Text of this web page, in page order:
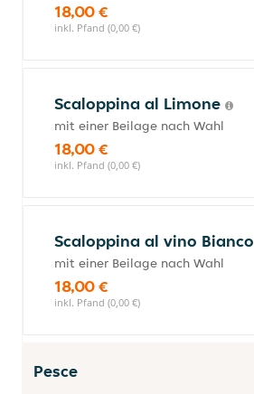
18,00 €
inkl. Pfand (0,00 €)
Scaloppina al Limone
mit einer Beilage nach Wahl
18,00 €
inkl. Pfand (0,00 €)
Scaloppina al vino Bianco
mit einer Beilage nach Wahl
18,00 €
inkl. Pfand (0,00 €)
Pesce